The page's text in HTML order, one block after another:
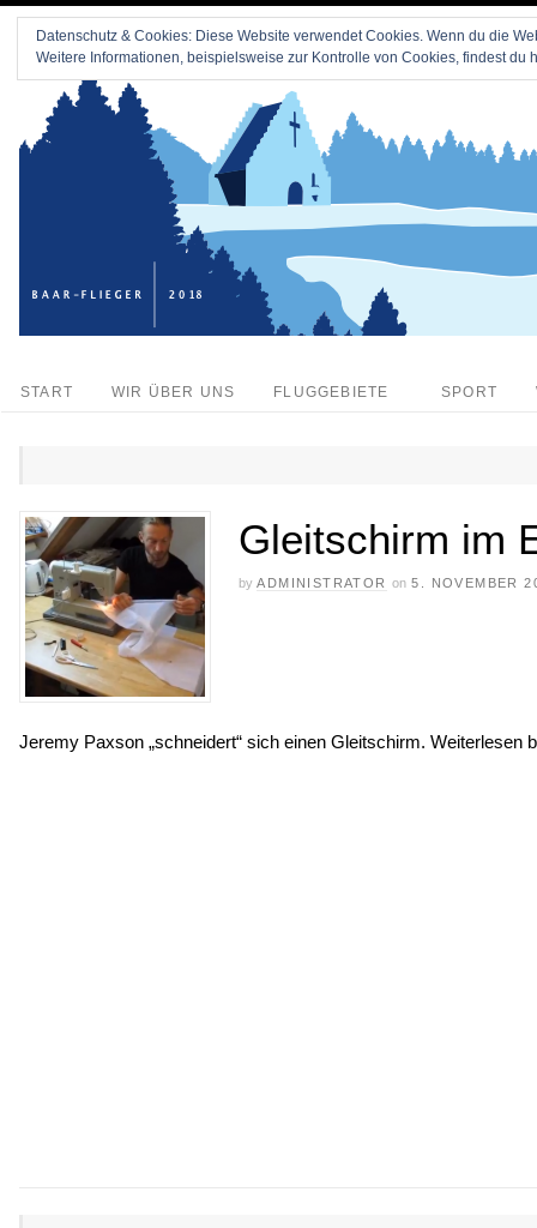
START WIR ÜBER UNS FLUGGEBIETE SPORT
Gleitschirm im
by ADMINISTRATOR on 5. NOVEMBER
Jeremy Paxson „schneidert“ sich einen Gleitschirm. Weiterlesen
Datenschutz & Cookies: Diese Website verwendet Cookies. Wenn du die
Weitere Informationen, beispielsweise zur Kontrolle von Cookies, findest du